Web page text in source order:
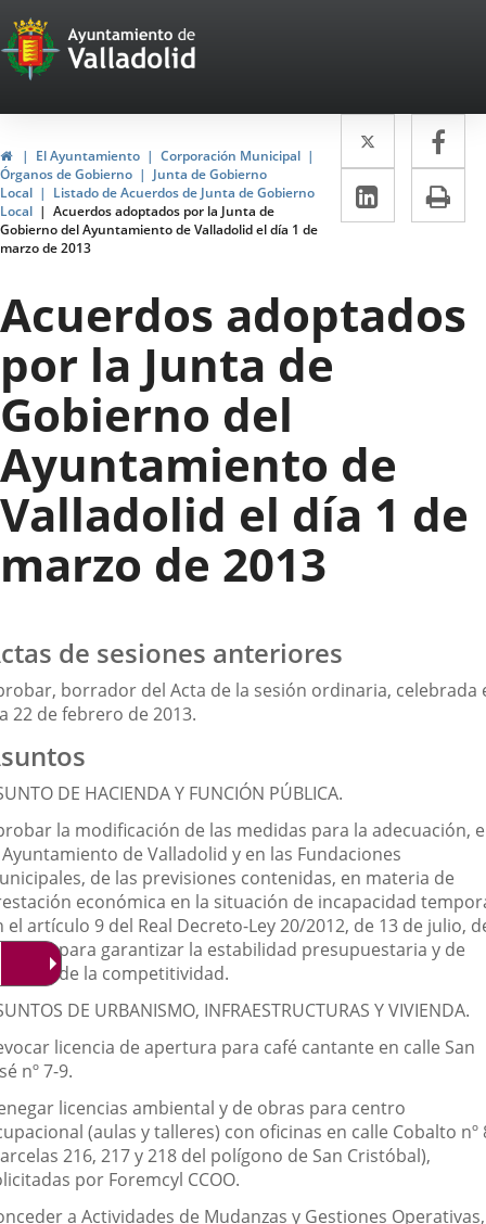
Portal
Web
del
Ayuntamiento
de
Valladolid
HomeEl Ayuntamiento
Corporación Municipal
Órganos de Gobierno
Junta de Gobierno
Local
Listado de Acuerdos de Junta de Gobierno
Local
Acuerdos adoptados por la Junta de
Gobierno del Ayuntamiento de Valladolid el día 1 de
marzo de 2013
Twitter
Enlace
a
una
a
Linkedin
Enlace
a
externa.
Acuerdos adoptados
por la Junta de
Gobierno del
Ayuntamiento de
Valladolid el día 1 de
marzo de 2013
de sesiones anteriores
borrador del Acta de la sesión ordinaria, celebrada
22 de febrero de 2013.
DE HACIENDA Y FUNCIÓN PÚBLICA.
la modificación de las medidas para la adecuación,
de Valladolid y en las Fundaciones
de las previsiones contenidas, en materia de
económica en la situación de incapacidad
el artículo 9 del Real Decreto-Ley 20/2012, de 13 de julio,
para garantizar la estabilidad presupuestaria y de
de la competitividad.
DE URBANISMO, INFRAESTRUCTURAS Y VIVIENDA.
licencia de apertura para café cantante en calle San
nº 7-9.
licencias ambiental y de obras para centro
(aulas y talleres) con oficinas en calle Cobalto nº
216, 217 y 218 del polígono de San Cristóbal),
por Foremcyl CCOO.
a Actividades de Mudanzas y Gestiones Operativas,